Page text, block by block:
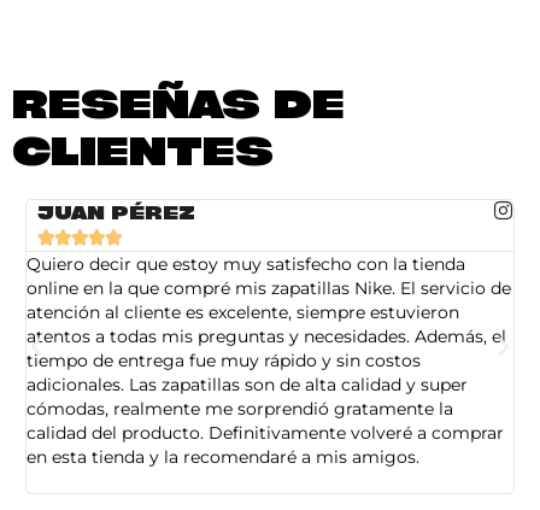
RESEÑAS DE
CLIENTES
JUAN PÉREZ

Quiero decir que estoy muy satisfecho con la tienda
online en la que compré mis zapatillas Nike. El servicio de
atención al cliente es excelente, siempre estuvieron
atentos a todas mis preguntas y necesidades. Además, el
tiempo de entrega fue muy rápido y sin costos
adicionales. Las zapatillas son de alta calidad y super
cómodas, realmente me sorprendió gratamente la
calidad del producto. Definitivamente volveré a comprar
en esta tienda y la recomendaré a mis amigos.